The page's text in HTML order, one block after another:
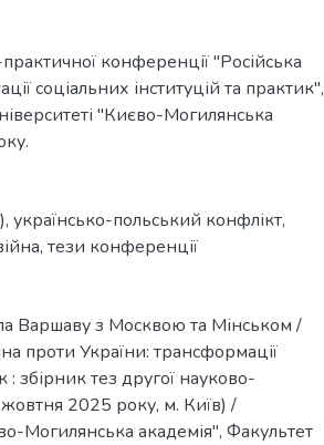
конференції "Російська
соціальних інституцій та практик",
"Києво-Могилянська
, українсько-польський конфлікт,
, тези конференції
Варшаву з Москвою та Мінськом /
проти України: трансформації
: збірник тез другої науково-
2025 року, м. Київ) /
Могилянська академія", Факультет